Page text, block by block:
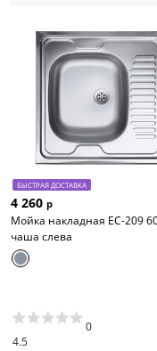
БЫСТРАЯ ДОСТАВКА
4 260 р
Мойка накладная EC-209
чаша слева
4.5
0